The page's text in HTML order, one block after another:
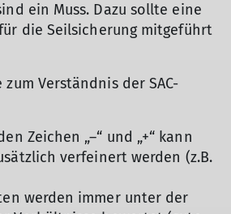
ein Muss. Dazu sollte eine
die Seilsicherung mitgeführt
Verständnis der SAC-
Zeichen „–“ und „+“ kann
verfeinert werden (z.B.
werden immer unter der